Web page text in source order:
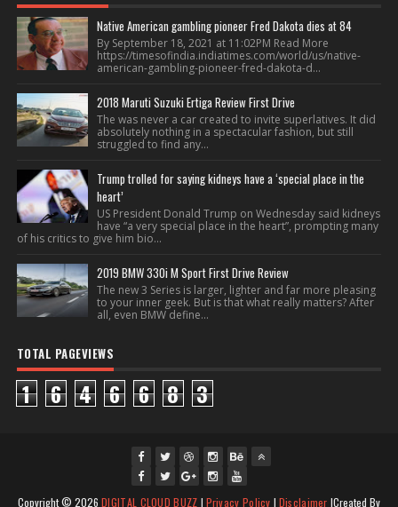
Native American gambling pioneer Fred Dakota dies at 84
By September 18, 2021 at 11:02PM Read More
https://timesofindia.indiatimes.com/world/us/native-
american-gambling-pioneer-fred-dakota-d...
2018 Maruti Suzuki Ertiga Review First Drive
The was never a car created to invite superlatives. It did
absolutely nothing in a spectacular fashion, but still
struggled to find any...
Trump trolled for saying kidneys have a ‘special place in the
heart’
US President Donald Trump on Wednesday said kidneys
have “a very special place in the heart”, prompting many
of his critics to give him bio...
2019 BMW 330i M Sport First Drive Review
The new 3 Series is larger, lighter and far more pleasing
to your inner geek. But is that what really matters? After
all, even BMW define...
TOTAL PAGEVIEWS
1 6 4 6 6 8 3
fac twi
gpl ins
you
Copyright ©2026DIGITAL CLOUD BUZZ | Privacy Policy | Disclaimer |Created By